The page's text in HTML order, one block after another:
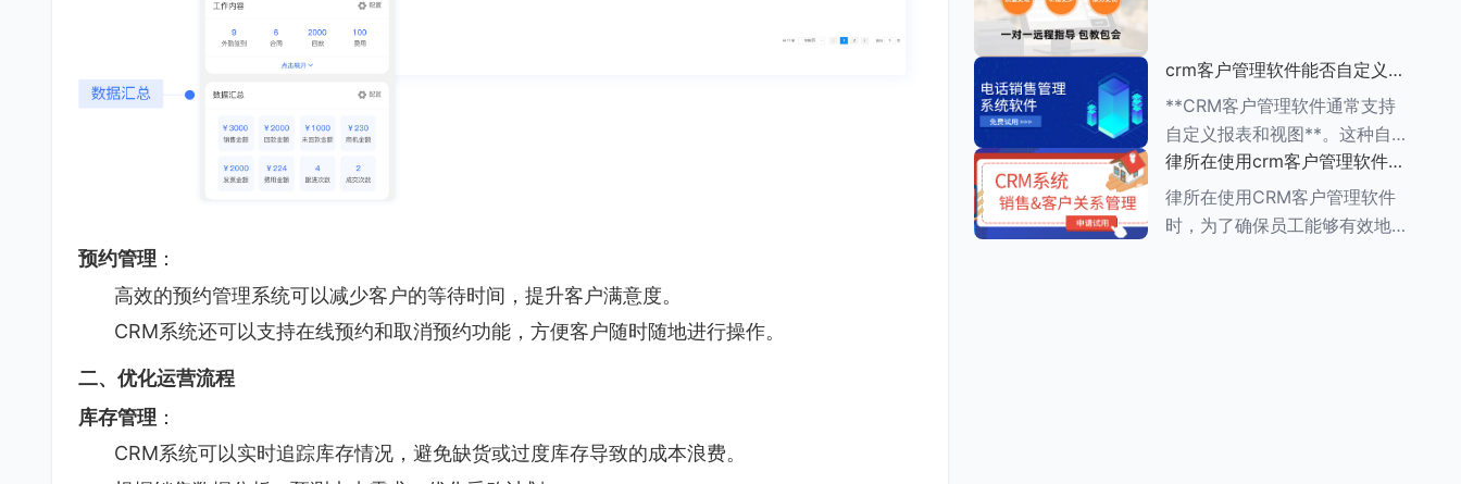
预约管理 ：
高效的预约管理系统可以减少客户的等待时间，提升客户满意度。
CRM系统还可以支持在线预约和取消预约功能，方便客户随时随地进行操作。
二、优化运营流程
库存管理 ：
CRM系统可以实时追踪库存情况，避免缺货或过度库存导致的成本浪费。
实施前后企业多个方面的比较和
分析。以下是一个详细的评估步
骤： ###
crm客户管理软件能否自定义报
表和视图
**CRM客户管理软件通常支持
自定义报表和视图**。这种自定
义功能使得企业能够根据自身的
业务需求，灵活调整和优化
CRM系统的数据展示方式，从
律所在使用crm客户管理软件
时，员工需要接受哪些培训
律所在使用CRM客户管理软件
时，为了确保员工能够有效地利